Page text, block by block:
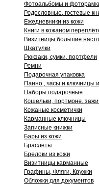
Фотоальбомы и
Родословные, гостевые
Ежедневники из кожи
Книги в кожаном
Визитницы большие
Шкатулки
Рюкзаки, сумки, портфели
Ремни
Подарочная упаковка
Панно , часы и ключницы
Наборы подарочные
Кошельки, портмоне,
Кожаные косметички
Карманные ключницы
Записные книжки
Бары из кожи
Браслеты
Брелоки из кожи
Визитницы карманные
Графины, Фляги, Кружки
Обложки для документов